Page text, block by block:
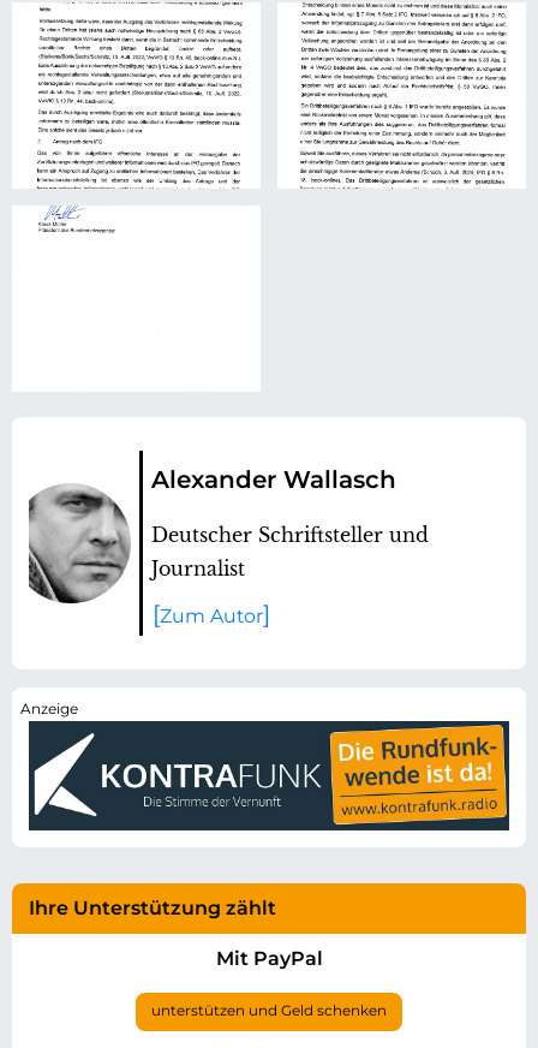
Alexander Wallasch
Deutscher Schriftsteller und
Journalist
Zum Autor
Ihre Unterstützung zählt
Mit PayPal
unterstützen und Geld schenken